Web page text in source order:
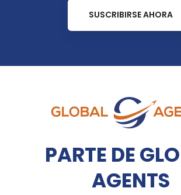
SUSCRIBIRSE AHORA
PARTE DE
AGENTS